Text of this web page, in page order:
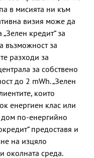
в мисията ни към
визия може да
кредит“ за
възможност за
разходи за
за собствено
до 2 mWh. „Зелен
които
енергиен клас или
дом по-енергийно
предоставя и
на изцяло
околната среда.